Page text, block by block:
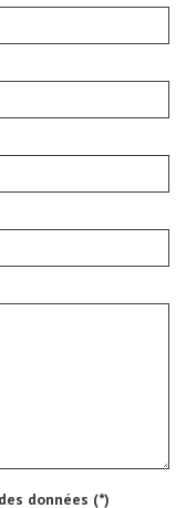
données (*)